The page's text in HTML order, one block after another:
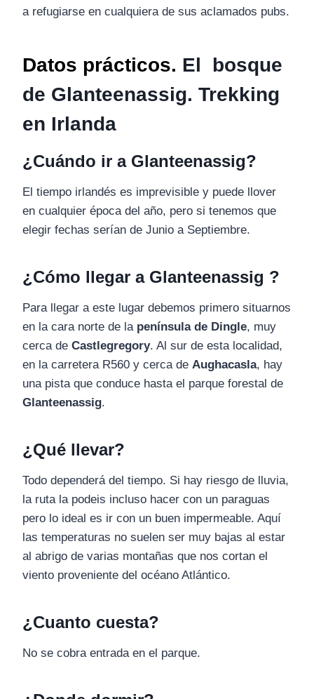
a refugiarse en cualquiera de sus aclamados pubs.
Datos prácticos. El bosque
de Glanteenassig. Trekking
en Irlanda
¿Cuándo ir a Glanteenassig?
El tiempo irlandés es imprevisible y puede llover
en cualquier época del año, pero si tenemos que
elegir fechas serían de Junio a Septiembre.
¿Cómo llegar a Glanteenassig ?
Para llegar a este lugar debemos primero situarnos
en la cara norte de la península de Dingle, muy
cerca de Castlegregory. Al sur de esta localidad,
en la carretera R560 y cerca de Aughacasla, hay
una pista que conduce hasta el parque forestal de
Glanteenassig.
¿Qué llevar?
Todo dependerá del tiempo. Si hay riesgo de lluvia,
la ruta la podeis incluso hacer con un paraguas
pero lo ideal es ir con un buen impermeable. Aquí
las temperaturas no suelen ser muy bajas al estar
al abrigo de varias montañas que nos cortan el
viento proveniente del océano Atlántico.
¿Cuanto cuesta?
No se cobra entrada en el parque.